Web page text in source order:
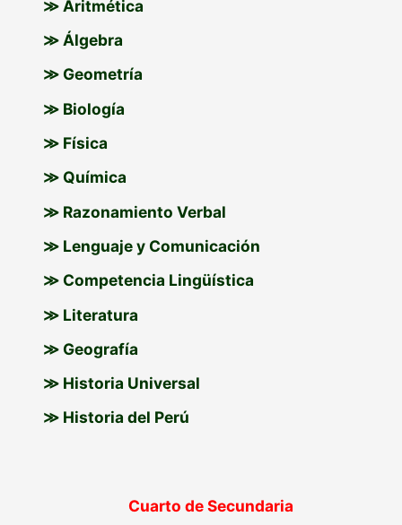
≫ Aritmética
≫ Álgebra
≫ Geometría
≫ Biología
≫ Física
≫ Química
≫ Razonamiento Verbal
≫ Lenguaje y Comunicación
≫ Competencia Lingüística
≫ Literatura
≫ Geografía
≫ Historia Universal
≫ Historia del Perú
Cuarto de Secundaria